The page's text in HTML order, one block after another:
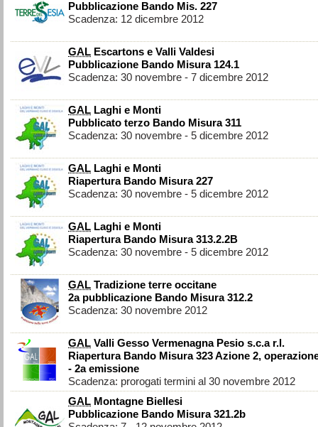
Pubblicazione Bando Mis. 227
Scadenza: 12 dicembre 2012
GAL Escartons e Valli Valdesi
Pubblicazione Bando Misura 124.1
Scadenza: 30 novembre - 7 dicembre 2012
GAL Laghi e Monti
Pubblicato terzo Bando Misura 311
Scadenza: 30 novembre - 5 dicembre 2012
GAL Laghi e Monti
Riapertura Bando Misura 227
Scadenza: 30 novembre - 5 dicembre 2012
GAL Laghi e Monti
Riapertura Bando Misura 313.2.2B
Scadenza: 30 novembre - 5 dicembre 2012
GAL Tradizione terre occitane
2a pubblicazione Bando Misura 312.2
Scadenza: 30 novembre 2012
GAL Valli Gesso Vermenagna Pesio s.c.a r.l.
Riapertura Bando Misura 323 Azione 2,
- 2a emissione
Scadenza: prorogati termini al 30 novembre 2012
GAL Montagne Biellesi
Pubblicazione Bando Misura 321.2b